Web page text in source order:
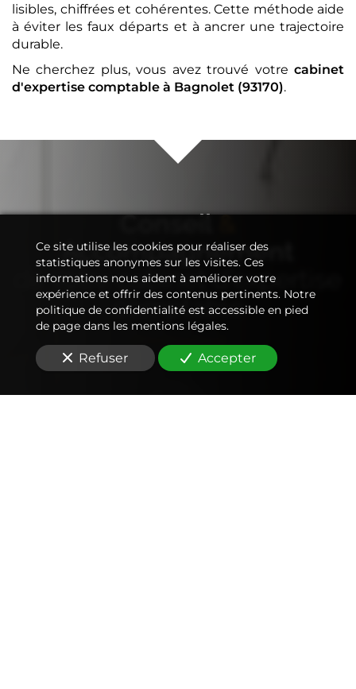
lisibles, chiffrées et cohérentes. Cette méthode aide
à éviter les faux départs et à ancrer une trajectoire
durable.
Ne cherchez plus, vous avez trouvé votre cabinet
d'expertise comptable à Bagnolet (93170).
Conseil&
Accompagnement
de votrecabinet d'expertise
comptable
Ce site utilise les cookies pour réaliser des
statistiques anonymes sur les visites. Ces
informations nous aident à améliorer votre
expérience et offrir des contenus pertinents. Notre
politique de confidentialité est accessible en pied
de page dans les mentions légales.
Refuser Accepter